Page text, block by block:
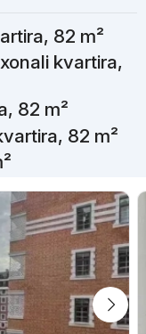
82 m²
kvartira,
82 m²
82 m²